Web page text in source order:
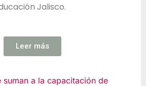
Jalisco.
Leer más
suman a la capacitación de